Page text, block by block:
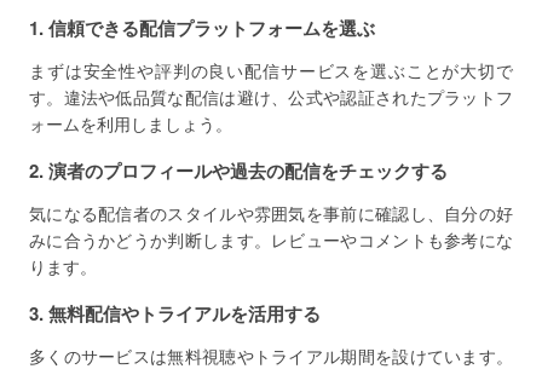
1. 信頼できる配信プラットフォームを選ぶ
まずは安全性や評判の良い配信サービスを選ぶことが大切で
す。違法や低品質な配信は避け、公式や認証されたプラットフ
ォームを利用しましょう。
2. 演者のプロフィールや過去の配信をチェックする
気になる配信者のスタイルや雰囲気を事前に確認し、自分の好
みに合うかどうか判断します。レビューやコメントも参考にな
ります。
3. 無料配信やトライアルを活用する
多くのサービスは無料視聴やトライアル期間を設けています。